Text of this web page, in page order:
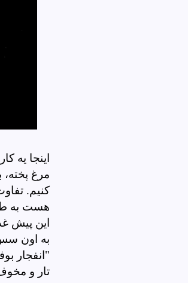
اینجا یه
مرغ
کنیم.
هست به
این پیش
به اون
"انفجار
تار و